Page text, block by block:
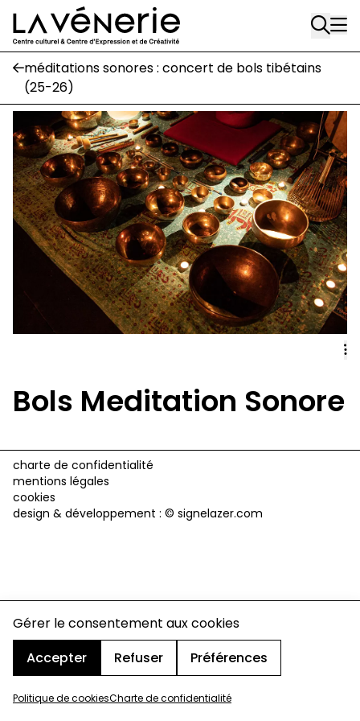
Gérer le consentement aux cookies
Accepter
Refuser Préférences
Politique de cookiesCharte de confidentialité
Aller au contenu principal
Rue Gratès, 3
1170 Watermael-Boitsfort
02 663 85 50
Écuries
Place Gilson, 3
1170 Watermael-Boitsfort
02 663 85 50
suivez-nous
Journal Vénerie- version papier
Newsletter
A
méditations sonores : concert de bols tibétains
(25-26)
Bols Meditation Sonore
charte de confidentialité
mentions légales
cookies
design & développement : © signelazer.com